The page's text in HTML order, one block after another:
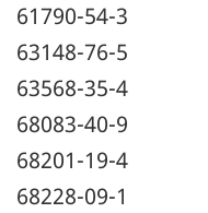
61790-54-3
63148-76-5
63568-35-4
68083-40-9
68201-19-4
68228-09-1